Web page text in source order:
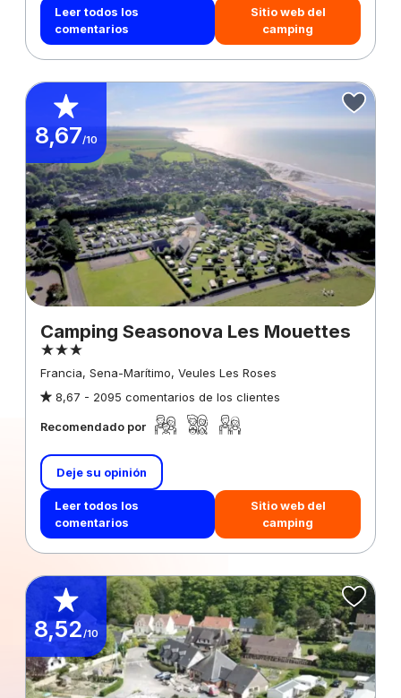
Leer todos los
comentarios
Sitio web del
camping
8,67/10
Camping Seasonova Les Mouettes
Francia, Sena-Marítimo, Veules Les Roses
8,67 - 2095 comentarios de los clientes
Recomendado por
Deje su opinión
Leer todos los
comentarios
Sitio web del
camping
8,52/10